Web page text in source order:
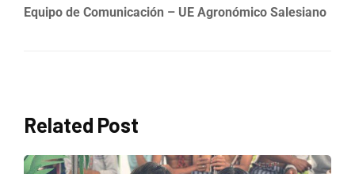
Equipo de Comunicación – UE Agronómico Salesiano
Related Post